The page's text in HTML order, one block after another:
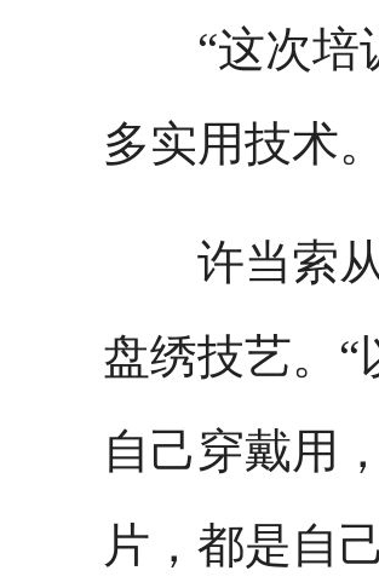
“这次培训
多实用技术
许当索从
盘绣技艺。
自己穿戴用
片，都是自